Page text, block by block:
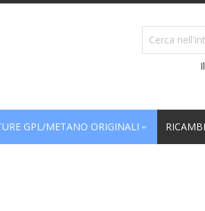
GPL/METANO ORIGINALI